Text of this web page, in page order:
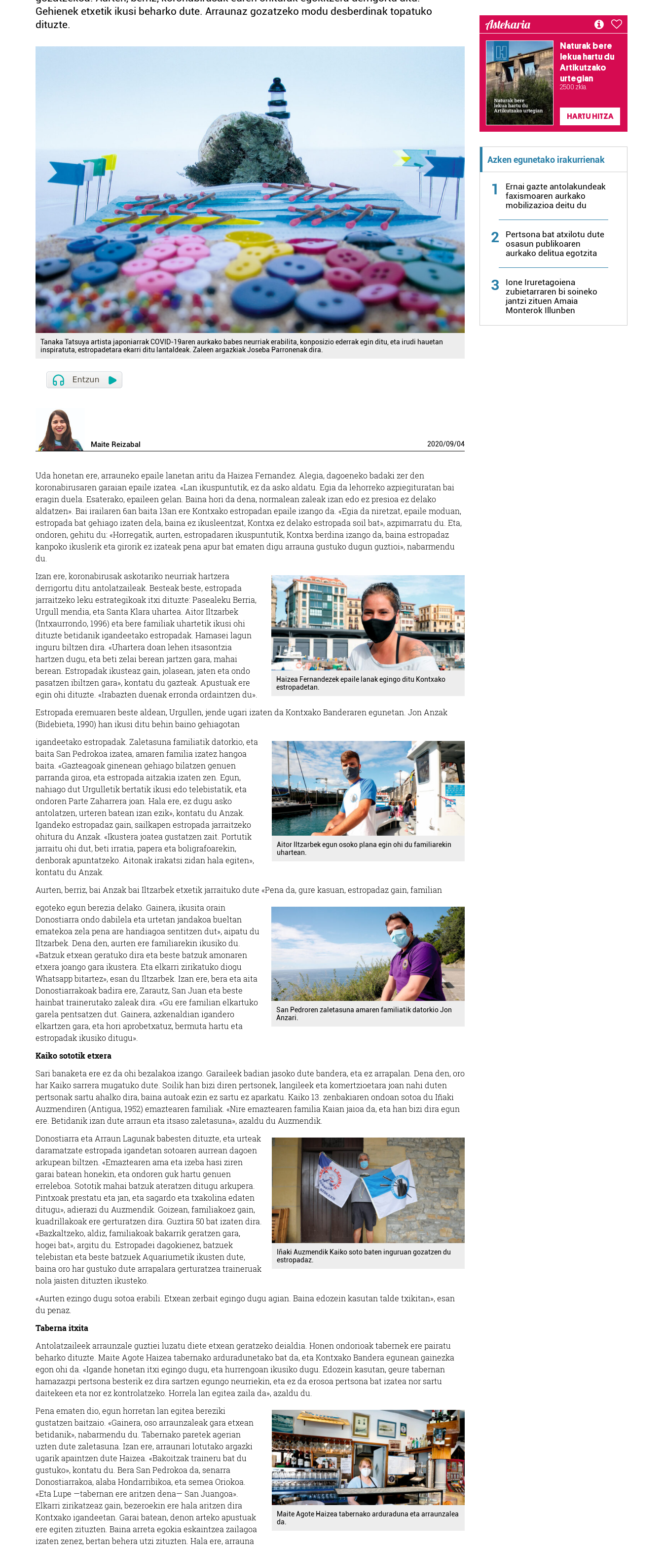
Gehienek etxetik ikusi beharko dute. Arraunaz gozatzeko modu desberdinak topatuko
dituzte.
Tanaka Tatsuya artista japoniarrak COVID-19aren aurkako babes neurriak erabilita, konposizio ederrak egin ditu, eta irudi hauetan
inspiratuta, estropadetara ekarri ditu lantaldeak. Zaleen argazkiak Joseba Parronenak dira.
Maite Reizabal 2020/09/04
Uda honetan ere, arrauneko epaile lanetan aritu da Haizea Fernandez. Alegia, dagoeneko badaki zer den
koronabirusaren garaian epaile izatea. «Lan ikuspuntutik, ez da asko aldatu. Egia da lehorreko azpiegituratan bai
eragin duela. Esaterako, epaileen gelan. Baina hori da dena, normalean zaleak izan edo ez presioa ez delako
aldatzen». Bai irailaren 6an baita 13an ere Kontxako estropadan epaile izango da. «Egia da niretzat, epaile moduan,
estropada bat gehiago izaten dela, baina ez ikusleentzat, Kontxa ez delako estropada soil bat», azpimarratu du. Eta,
ondoren, gehitu du: «Horregatik, aurten, estropadaren ikuspuntutik, Kontxa berdina izango da, baina estropadaz
kanpoko ikuslerik eta girorik ez izateak pena apur bat ematen digu arrauna gustuko dugun guztioi», nabarmendu
du.
Haizea Fernandezek epaile lanak egingo ditu Kontxako
estropadetan.
Izan ere, koronabirusak askotariko neurriak hartzera
derrigortu ditu antolatzaileak. Besteak beste, estropada
jarraitzeko leku estrategikoak itxi dituzte: Pasealeku Berria,
Urgull mendia, eta Santa Klara uhartea. Aitor Iltzarbek
(Intxaurrondo, 1996) eta bere familiak uhartetik ikusi ohi
dituzte betidanik igandeetako estropadak. Hamasei lagun
inguru biltzen dira. «Uhartera doan lehen itsasontzia
hartzen dugu, eta beti zelai berean jartzen gara, mahai
berean. Estropadak ikusteaz gain, jolasean, jaten eta ondo
pasatzen ibiltzen gara», kontatu du gazteak. Apustuak ere
egin ohi dituzte. «Irabazten duenak erronda ordaintzen du».
Estropada eremuaren beste aldean, Urgullen, jende ugari izaten da Kontxako Banderaren egunetan. Jon Anzak
(Bidebieta, 1990) han ikusi ditu behin baino gehiagotan
Aitor Iltzarbek egun osoko plana egin ohi du familiarekin
uhartean.
igandeetako estropadak. Zaletasuna familiatik datorkio, eta
baita San Pedrokoa izatea, amaren familia izatez hangoa
baita. «Gazteagoak ginenean gehiago bilatzen genuen
parranda giroa, eta estropada aitzakia izaten zen. Egun,
nahiago dut Urgulletik bertatik ikusi edo telebistatik, eta
ondoren Parte Zaharrera joan. Hala ere, ez dugu asko
antolatzen, urteren batean izan ezik», kontatu du Anzak.
Igandeko estropadaz gain, sailkapen estropada jarraitzeko
ohitura du Anzak. «Ikustera joatea gustatzen zait. Portutik
jarraitu ohi dut, beti irratia, papera eta boligrafoarekin,
denborak apuntatzeko. Aitonak irakatsi zidan hala egiten»,
kontatu du Anzak.
Aurten, berriz, bai Anzak bai Iltzarbek etxetik jarraituko dute «Pena da, gure kasuan, estropadaz gain, familian
San Pedroren zaletasuna amaren familiatik datorkio Jon
Anzari.
egoteko egun berezia delako. Gainera, ikusita orain
Donostiarra ondo dabilela eta urtetan jandakoa bueltan
ematekoa zela pena are handiagoa sentitzen dut», aipatu du
Iltzarbek. Dena den, aurten ere familiarekin ikusiko du.
«Batzuk etxean geratuko dira eta beste batzuk amonaren
etxera joango gara ikustera. Eta elkarri zirikatuko diogu
Whatsapp bitartez», esan du Iltzarbek. Izan ere, bera eta aita
Donostiarrakoak badira ere, Zarautz, San Juan eta beste
hainbat trainerutako zaleak dira. «Gu ere familian elkartuko
garela pentsatzen dut. Gainera, azkenaldian igandero
elkartzen gara, eta hori aprobetxatuz, bermuta hartu eta
estropadak ikusiko ditugu».
Kaiko sototik etxera
Sari banaketa ere ez da ohi bezalakoa izango. Garaileek badian jasoko dute bandera, eta ez arrapalan. Dena den, oro
har Kaiko sarrera mugatuko dute. Soilik han bizi diren pertsonek, langileek eta komertzioetara joan nahi duten
pertsonak sartu ahalko dira, baina autoak ezin ez sartu ez aparkatu. Kaiko 13. zenbakiaren ondoan sotoa du Iñaki
Auzmendiren (Antigua, 1952) emaztearen familiak. «Nire emaztearen familia Kaian jaioa da, eta han bizi dira egun
ere. Betidanik izan dute arraun eta itsaso zaletasuna», azaldu du Auzmendik.
Iñaki Auzmendik Kaiko soto baten inguruan gozatzen du
estropadaz.
Donostiarra eta Arraun Lagunak babesten dituzte, eta urteak
daramatzate estropada igandetan sotoaren aurrean dagoen
arkupean biltzen. «Emaztearen ama eta izeba hasi ziren
garai batean honekin, eta ondoren guk hartu genuen
erreleboa. Sototik mahai batzuk ateratzen ditugu arkupera.
Pintxoak prestatu eta jan, eta sagardo eta txakolina edaten
ditugu», adierazi du Auzmendik. Goizean, familiakoez gain,
kuadrillakoak ere gerturatzen dira. Guztira 50 bat izaten dira.
«Bazkaltzeko, aldiz, familiakoak bakarrik geratzen gara,
hogei bat», argitu du. Estropadei dagokienez, batzuek
telebistan eta beste batzuek Aquariumetik ikusten dute,
baina oro har gustuko dute arrapalara gerturatzea traineruak
nola jaisten dituzten ikusteko.
«Aurten ezingo dugu sotoa erabili. Etxean zerbait egingo dugu agian. Baina edozein kasutan talde txikitan», esan
du penaz.
Taberna itxita
Antolatzaileek arraunzale guztiei luzatu diete etxean geratzeko deialdia. Honen ondorioak tabernek ere pairatu
beharko dituzte. Maite Agote Haizea tabernako arduradunetako bat da, eta Kontxako Bandera egunean gainezka
egon ohi da. «Igande honetan itxi egingo dugu, eta hurrengoan ikusiko dugu. Edozein kasutan, geure tabernan
hamazazpi pertsona besterik ez dira sartzen egungo neurriekin, eta ez da erosoa pertsona bat izatea nor sartu
daitekeen eta nor ez kontrolatzeko. Horrela lan egitea zaila da», azaldu du.
Maite Agote Haizea tabernako arduraduna eta arraunzalea
da.
Pena ematen dio, egun horretan lan egitea bereziki
gustatzen baitzaio. «Gainera, oso arraunzaleak gara etxean
betidanik», nabarmendu du. Tabernako paretek agerian
uzten dute zaletasuna. Izan ere, arraunari lotutako argazki
ugarik apaintzen dute Haizea. «Bakoitzak traineru bat du
gustuko», kontatu du. Bera San Pedrokoa da, senarra
Donostiarrakoa, alaba Hondarribikoa, eta semea Oriokoa.
«Eta Lupe —tabernan ere aritzen dena— San Juangoa».
Elkarri zirikatzeaz gain, bezeroekin ere hala aritzen dira
Kontxako igandeetan. Garai batean, denon arteko apustuak
ere egiten zituzten. Baina arreta egokia eskaintzea zailagoa
izaten zenez, bertan behera utzi zituzten. Hala ere, arrauna
Astekaria
Naturak bere
lekua hartu du
Artikutzako
urtegian
2.500 zkia.
HARTU HITZA
Azken egunetako irakurrienak
1
Ernai gazte antolakundeak
faxismoaren aurkako
mobilizazioa deitu du
2
Pertsona bat atxilotu dute
osasun publikoaren
aurkako delitua egotzita
3
Ione Iruretagoiena
zubietarraren bi soineko
jantzi zituen Amaia
Monterok Illunben